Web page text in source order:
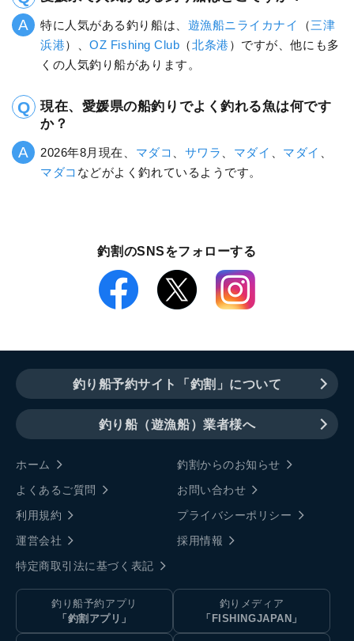
特に人気がある釣り船は、 遊漁船ニライカナイ （三津
浜港）、OZ Fishing Club （北条港 ）ですが、他にも多
くの人気釣り船があります。
現在、愛媛県の船釣りでよく釣れる魚は何です
か？
2026年8月現在、 マダコ サワラ マダイ マダイ
マダコ などがよく釣れているようです。
釣割のSNSをフォローする
釣り船予約サイト「釣割」について
釣り船（遊漁船）業者様へ
ホーム
釣割からのお知らせ
よくあるご質問
お問い合わせ
利用規約
プライバシーポリシー
運営会社
採用情報
特定商取引法に基づく表記
釣り船予約アプリ
「釣割アプリ」
釣りメディア
「FISHINGJAPAN」